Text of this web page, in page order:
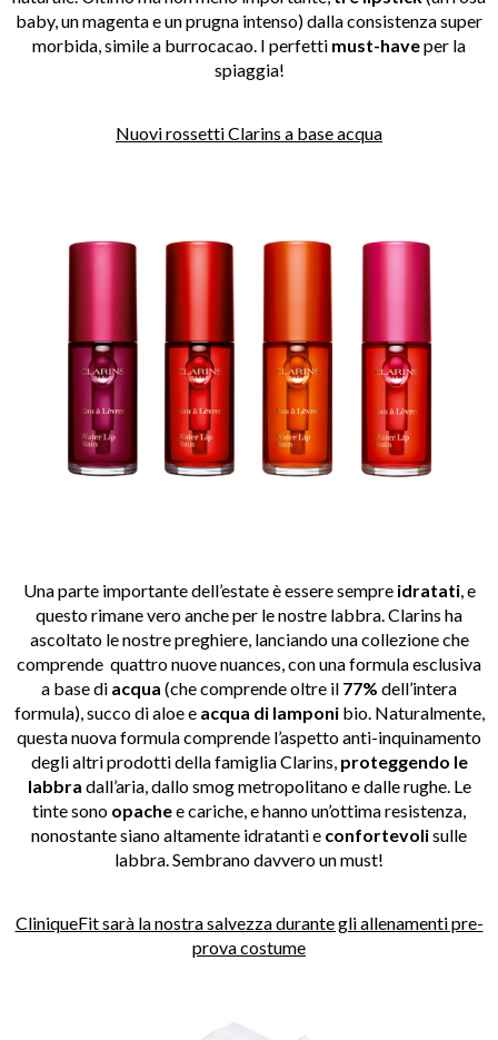
baby, un magenta e un prugna intenso) dalla consistenza super
morbida, simile a burrocacao. I perfetti must-haveper la
spiaggia!
Nuovi rossetti Clarins a base acqua
Una parte importante dell’estate è essere sempre idratati, e
questo rimane vero anche per le nostre labbra. Clarins ha
ascoltato le nostre preghiere, lanciando una collezione che
comprende quattro nuove nuances, con una formula esclusiva
a base di acqua (che comprende oltre il 77% dell’intera
formula), succo di aloe e acqua di lamponibio. Naturalmente,
questa nuova formula comprende l’aspetto anti-inquinamento
degli altri prodotti della famiglia Clarins, proteggendo le
labbra dall’aria, dallo smog metropolitano e dalle rughe. Le
tinte sono opachee cariche, e hanno un’ottima resistenza,
nonostante siano altamente idratanti e confortevolisulle
labbra. Sembrano davvero un must!
CliniqueFit sarà la nostra salvezza durante gli allenamenti pre-
prova costume